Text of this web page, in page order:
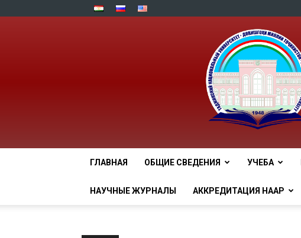
ГЛАВНАЯ ОБЩИЕ СВЕДЕНИЯ УЧЕБА
НАУЧНЫЕ ЖУРНАЛЫ АККРЕДИТАЦИЯ НААР